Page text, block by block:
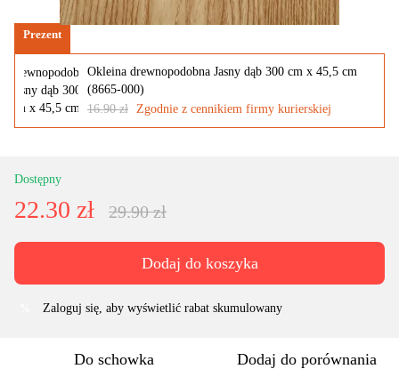
Prezent
Okleina drewnopodobna Jasny dąb 300 cm x 45,5 cm
(8665-000)
16.90 zł
Zgodnie z cennikiem firmy kurierskiej
Dostępny
22.30 zł 29.90 zł
Dodaj do koszyka
Zaloguj się, aby wyświetlić rabat skumulowany
Do schowka Dodaj do porównania